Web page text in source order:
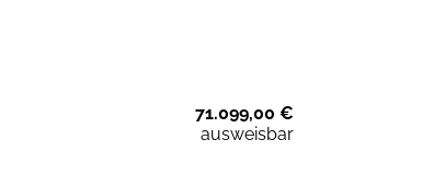
71.099,00 €
ausweisbar